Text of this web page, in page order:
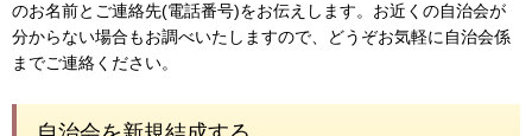
のお名前とご連絡先(電話番号)をお伝えします。お近くの自治会が
分からない場合もお調べいたしますので、どうぞお気軽に自治会係
までご連絡ください。